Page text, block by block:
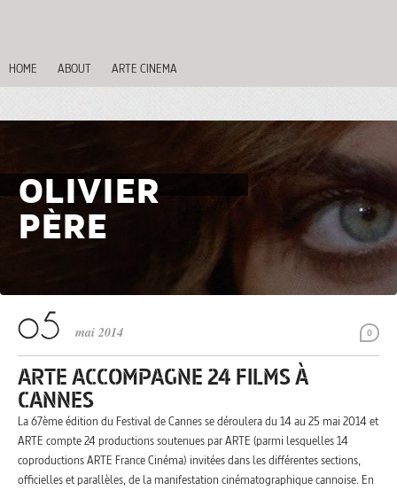
HOME ABOUT ARTE CINEMA
OLIVIER
PÈRE
0
mai 2014
ARTE ACCOMPAGNE 24 FILMS À
CANNES
La 67ème édition du Festival de Cannes se déroulera du 14 au 25 mai 2014 et
ARTE compte 24 productions soutenues par ARTE (parmi lesquelles 14
coproductions ARTE France Cinéma) invitées dans les différentes sections,
officielles et parallèles, de la manifestation cinématographique cannoise. En